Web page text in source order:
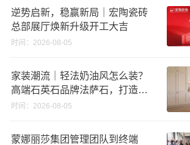
逆势启新，稳赢新局｜宏陶瓷砖
总部展厅焕新升级开工大吉
时间：2026-08-05
家装潮流｜轻法奶油风怎么装？
高端石英石品牌法萨石，打造质
感橱柜台面
时间：2026-08-05
蒙娜丽莎集团管理团队到终端